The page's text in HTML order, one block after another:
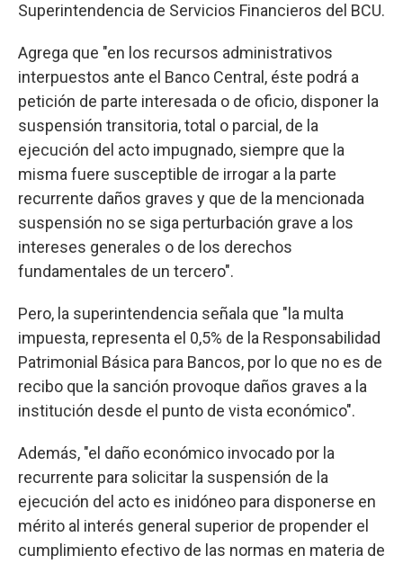
Superintendencia de Servicios Financieros del BCU.
Agrega que "en los recursos administrativos
interpuestos ante el Banco Central, éste podrá a
petición de parte interesada o de oficio, disponer la
suspensión transitoria, total o parcial, de la
ejecución del acto impugnado, siempre que la
misma fuere susceptible de irrogar a la parte
recurrente daños graves y que de la mencionada
suspensión no se siga perturbación grave a los
intereses generales o de los derechos
fundamentales de un tercero".
Pero, la superintendencia señala que "la multa
impuesta, representa el 0,5% de la Responsabilidad
Patrimonial Básica para Bancos, por lo que no es de
recibo que la sanción provoque daños graves a la
institución desde el punto de vista económico".
Además, "el daño económico invocado por la
recurrente para solicitar la suspensión de la
ejecución del acto es inidóneo para disponerse en
mérito al interés general superior de propender el
cumplimiento efectivo de las normas en materia de